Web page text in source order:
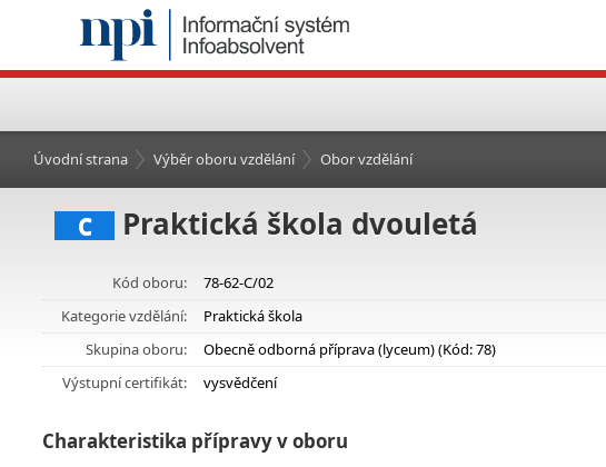
Úvodní strana Výběr oboru vzdělání Obor vzdělání
C Praktická škola dvouletá
Kód oboru:
78-62-C/02
Kategorie vzdělání:
Praktická škola
Skupina oboru:
Obecně odborná příprava (lyceum) (Kód: 78)
Výstupní certifikát:
vysvědčení
Charakteristika přípravy v oboru